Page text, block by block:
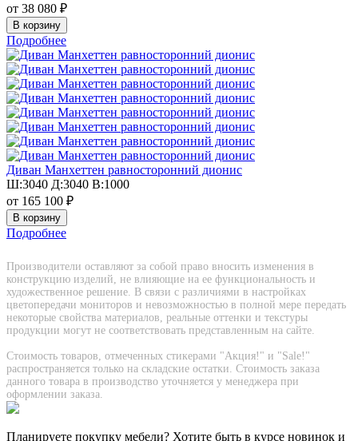
от 38 080 ₽
Подробнее
Диван Манхеттен равносторонний дионис
Ш:3040 Д:3040 В:1000
от 165 100 ₽
Подробнее
Производители оставляют за собой право вносить изменения в
конструкцию изделий, не влияющие на ее функциональность и
художественное решение. В связи с различиями в настройках
цветопередачи мониторов и невозможностью в полной мере передать
некоторые свойства материалов, реальные оттенки и текстуры
продукции могут не соответствовать представленным на сайте.
Стоимость товаров, отмеченных стикерами "Акция!" и "Sаle!"
распространяется только на складские остатки. Стоимость заказа
данного товара в производство уточняется у менеджера при
оформлении заказа.
Планируете покупку мебели? Хотите быть в курсе новинок и